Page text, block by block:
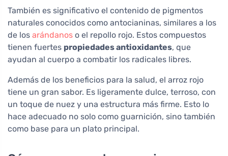
60 comprimidos
También es significativo el contenido de pigmentos
naturales conocidos como antocianinas, similares a los
de los arándanos o el repollo rojo. Estos compuestos
tienen fuertes propiedades antioxidantes, que
ayudan al cuerpo a combatir los radicales libres.
Además de los beneficios para la salud, el arroz rojo
tiene un gran sabor. Es ligeramente dulce, terroso, con
un toque de nuez y una estructura más firme. Esto lo
hace adecuado no solo como guarnición, sino también
como base para un plato principal.